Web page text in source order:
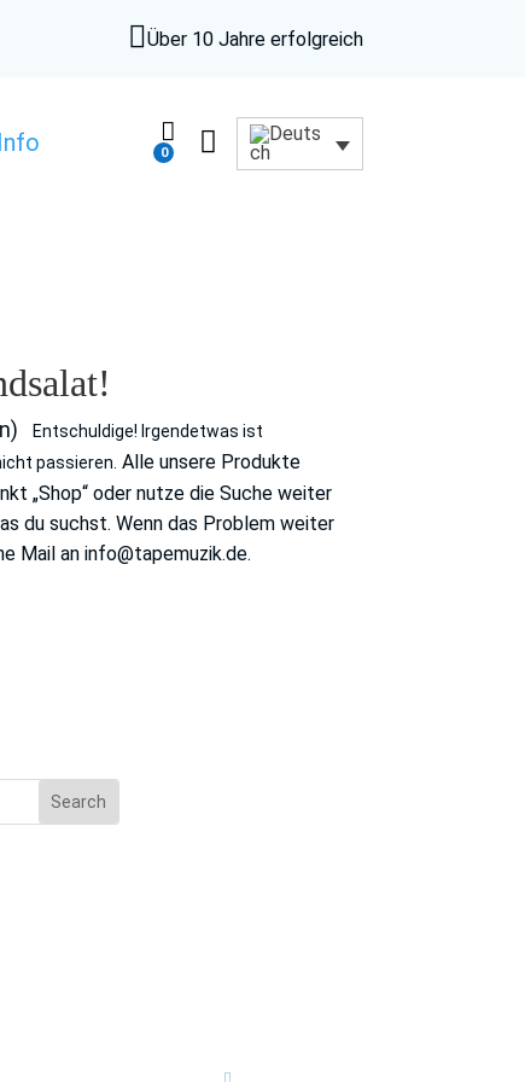
Über 10 Jahre erfolgreich
Info 
0 
Entschuldige! Irgendetwas ist
passieren. Alle unsere Produkte
„Shop“ oder nutze die Suche weiter
du suchst. Wenn das Problem weiter
Mail an info@tapemuzik.de.
